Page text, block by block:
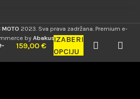
MOTO 2023. Sva prava zadržana. Premium e-
by AbakusWeb.
159,00 €
IZABERI
OPCIJU